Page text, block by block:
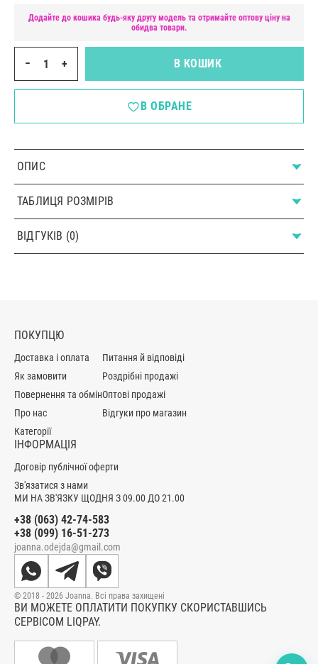
Додайте до кошика будь-яку другу модель та отримайте оптову ціну на
обидва товари.
− + В КОШИК
В ОБРАНЕ
ОПИС
ТАБЛИЦЯ РОЗМІРІВ
ВІДГУКІВ (0)
МИ НА ЗВ'ЯЗКУ ЩОДНЯ З 09.00 ДО 21.00
+38 (063) 42-74-583
+38 (099) 16-51-273
joanna.odejda@gmail.com
ПОКУПЦЮ
Доставка і оплата
Як замовити
Повернення та обмін
Про нас
Категорії
Питання й відповіді
Роздрібні продажі
Оптові продажі
Відгуки про магазин
ІНФОРМАЦІЯ
Договір публічної оферти
Зв'язатися з нами
ВИ МОЖЕТЕ ОПЛАТИТИ ПОКУПКУ СКОРИСТАВШИСЬ
СЕРВІСОМ LIQPAY.
© 2018 - 2026 Joanna. Всі права захищені